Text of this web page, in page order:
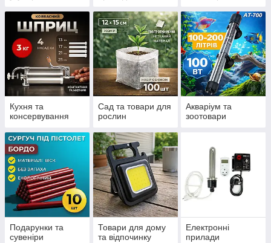
Кухня та
консервування
Сад та товари для
рослин
Акваріум та
зоотовари
Подарунки та
сувеніри
Товари для дому
та відпочинку
Електронні
прилади